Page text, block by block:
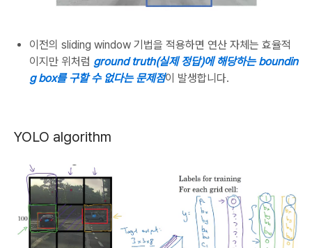
이전의 sliding window 기법을 적용하면 연산 자체는 효율적
이지만 위처럼 ground truth(실제 정답)에 해당하는 boundin
g box를 구할 수 없다는 문제점이 발생합니다.
YOLO algorithm